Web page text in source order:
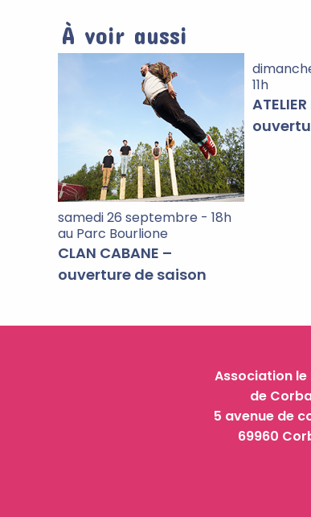
À voir aussi
samedi 26 septembre - 18h
au Parc Bourlione
CLAN CABANE –
ouverture de saison
11h
Association le
de
5 avenue de
69960